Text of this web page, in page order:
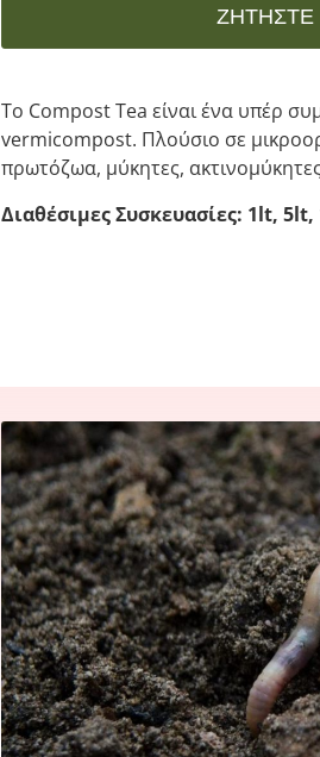
To Compost Tea είναι ένα υπέρ
vermicompost. Πλούσιο σε
πρωτόζωα, μύκητες,
Διαθέσιμες Συσκευασίες: 1lt,